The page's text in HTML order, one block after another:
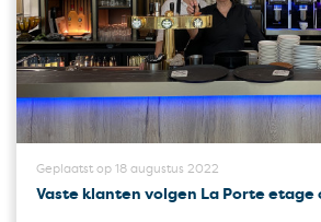
Geplaatst op 18 augustus 2022
Vaste klanten volgen La Porte etage